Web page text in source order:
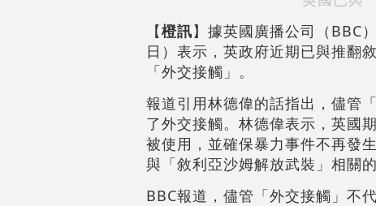
【橙訊】據英國廣播公司（BBC
日）表示，英政府近期已與推翻
「外交接觸」。
報道引用林德偉的話指出，儘管
了外交接觸。林德偉表示，英國
被使用，並確保暴力事件不再發
與「敘利亞沙姆解放武裝」相關的
BBC報道，儘管「外交接觸」不